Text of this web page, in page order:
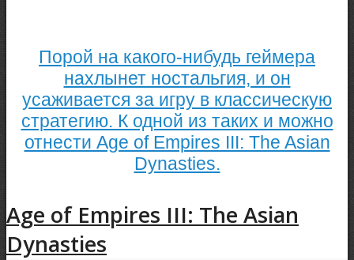
Порой на какого-нибудь геймера
нахлынет ностальгия, и он
усаживается за игру в классическую
стратегию. К одной из таких и можно
отнести Age of Empires III: The Asian
Dynasties.
Age of Empires III: The Asian
Dynasties